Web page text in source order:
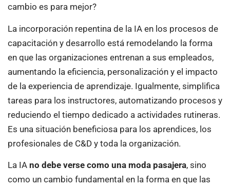
cambio es para mejor?
La incorporación repentina de la IA en los procesos de
capacitación y desarrollo está remodelando la forma
en que las organizaciones entrenan a sus empleados,
aumentando la eficiencia, personalización y el impacto
de la experiencia de aprendizaje. Igualmente, simplifica
tareas para los instructores, automatizando procesos y
reduciendo el tiempo dedicado a actividades rutineras.
Es una situación beneficiosa para los aprendices, los
profesionales de C&D y toda la organización.
La IA no debe verse como una moda pasajera, sino
como un cambio fundamental en la forma en que las